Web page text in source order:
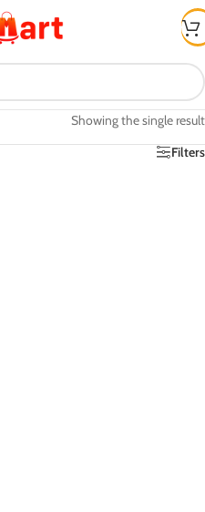
Showing the single result
Filters